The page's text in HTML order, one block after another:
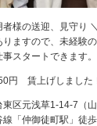
様の送迎、見守り
りますので、未経験
事スタートできます
円 賃上げしました
東区元浅草1-14-7（
線「仲御徒町駅」徒